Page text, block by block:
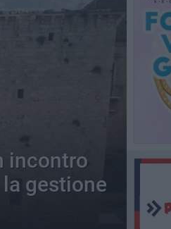
incontro
gestione